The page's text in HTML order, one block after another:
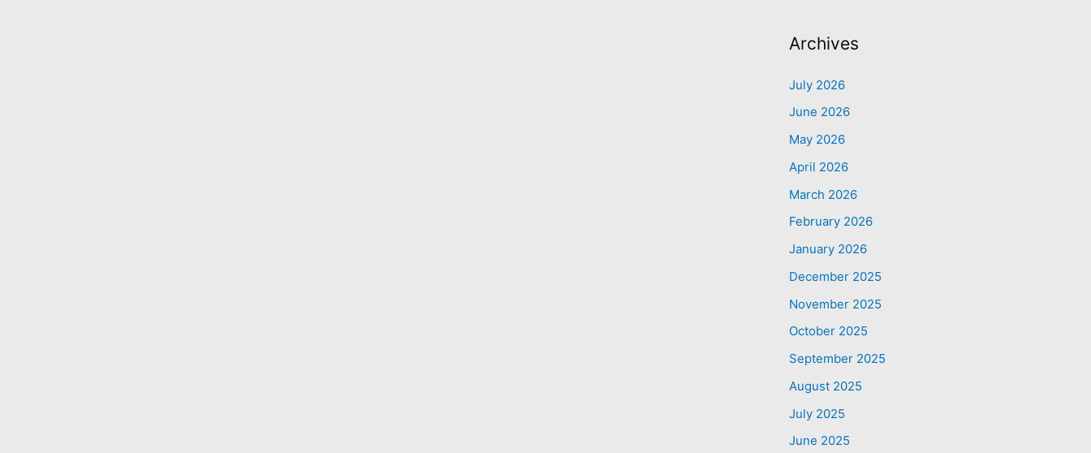
Archives
July 2026
June 2026
May 2026
April 2026
March 2026
February 2026
January 2026
December 2025
November 2025
October 2025
September 2025
August 2025
July 2025
June 2025